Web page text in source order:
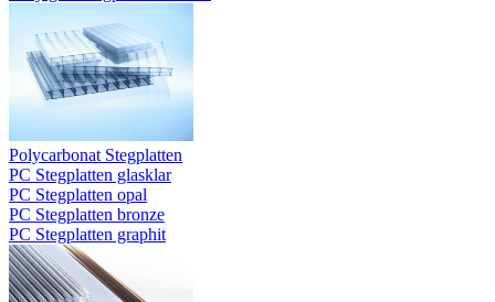
Polycarbonat Stegplatten
PC Stegplatten glasklar
PC Stegplatten opal
PC Stegplatten bronze
PC Stegplatten graphit